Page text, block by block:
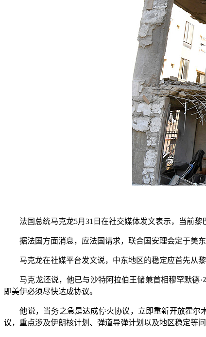
法国总统马克龙5月31日在社交媒体发文表示，当前黎
据法国方面消息，应法国请求，联合国安理会定于美东
马克龙在社媒平台发文说，中东地区的稳定应首先从黎
马克龙还说，他已与沙特阿拉伯王储兼首相穆罕默德·
即美伊必须尽快达成协议。
他说，当务之急是达成停火协议，立即重新开放霍尔
议，重点涉及伊朗核计划、弹道导弹计划以及地区稳定等问